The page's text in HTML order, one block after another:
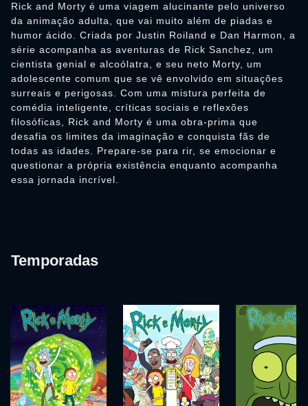
Rick and Morty é uma viagem alucinante pelo universo
da animação adulta, que vai muito além de piadas e
humor ácido. Criada por Justin Roiland e Dan Harmon, a
série acompanha as aventuras de Rick Sanchez, um
cientista genial e alcoólatra, e seu neto Morty, um
adolescente comum que se vê envolvido em situações
surreais e perigosas. Com uma mistura perfeita de
comédia inteligente, críticas sociais e reflexões
filosóficas, Rick and Morty é uma obra-prima que
desafia os limites da imaginação e conquista fãs de
todas as idades. Prepare-se para rir, se emocionar e
questionar a própria existência enquanto acompanha
essa jornada incrível.
Temporadas